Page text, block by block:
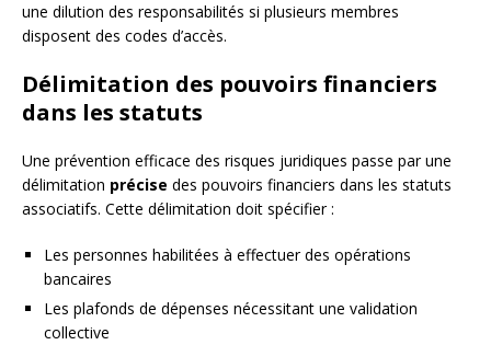
une dilution des responsabilités si plusieurs membres
disposent des codes d’accès.
Délimitation des pouvoirs financiers
dans les statuts
Une prévention efficace des risques juridiques passe par une
délimitation précise des pouvoirs financiers dans les statuts
associatifs. Cette délimitation doit spécifier :
Les personnes habilitées à effectuer des opérations
bancaires
Les plafonds de dépenses nécessitant une validation
collective